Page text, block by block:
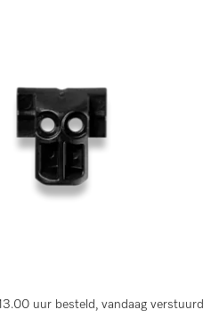
uur besteld, vandaag verstuurd